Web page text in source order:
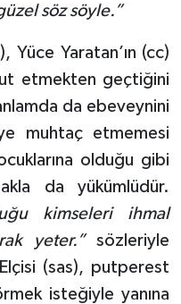
söz söyle.”
Yüce Yaratan’ın (cc)
etmekten geçtiğini
da ebeveynini
muhtaç etmemesi
olduğu gibi
da yükümlüdür.
kimseleri ihmal
yeter.”sözleriyle
(sas), putperest
isteğiyle yanına